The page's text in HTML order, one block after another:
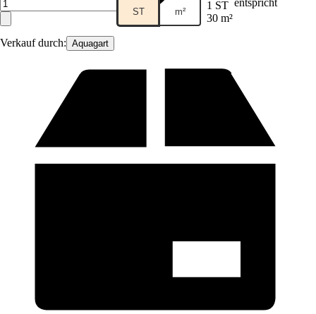
Verkauf durch: Aquagart
ST m² 1 ST entspricht
30 m²